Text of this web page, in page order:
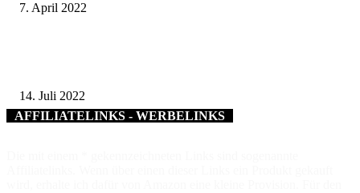
7. April 2022
14. Juli 2022
AFFILIATELINKS - WERBELINKS